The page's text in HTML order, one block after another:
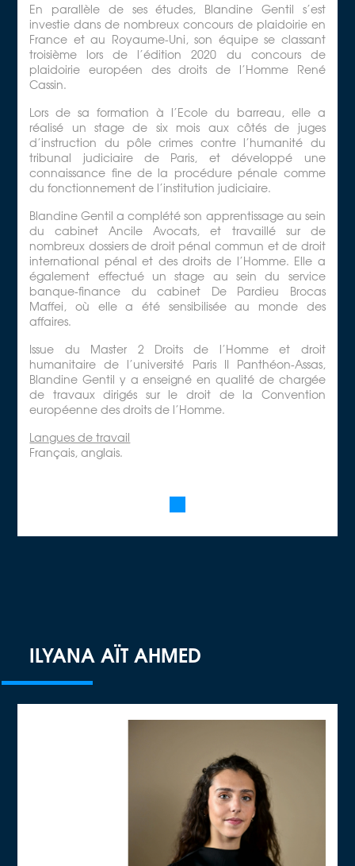
En parallèle de ses études, Blandine Gentil s’est
investie dans de nombreux concours de plaidoirie en
France et au Royaume-Uni, son équipe se classant
troisième lors de l’édition 2020 du concours de
plaidoirie européen des droits de l’Homme René
Cassin.
Lors de sa formation à l’Ecole du barreau, elle a
réalisé un stage de six mois aux côtés de juges
d’instruction du pôle crimes contre l’humanité du
tribunal judiciaire de Paris, et développé une
connaissance fine de la procédure pénale comme
du fonctionnement de l’institution judiciaire.
Blandine Gentil a complété son apprentissage au sein
du cabinet Ancile Avocats, et travaillé sur de
nombreux dossiers de droit pénal commun et de droit
international pénal et des droits de l’Homme. Elle a
également effectué un stage au sein du service
banque-finance du cabinet De Pardieu Brocas
Maffei, où elle a été sensibilisée au monde des
affaires.
Issue du Master 2 Droits de l’Homme et droit
humanitaire de l’université Paris II Panthéon-Assas,
Blandine Gentil y a enseigné en qualité de chargée
de travaux dirigés sur le droit de la Convention
européenne des droits de l’Homme.
Langues de travail
Français, anglais.
ILYANA AÏT AHMED